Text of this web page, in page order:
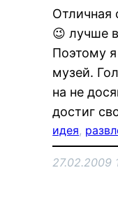
Отличная
😉 лучше
Поэтому
музей.
на не
достиг
идея,
27.02.2009